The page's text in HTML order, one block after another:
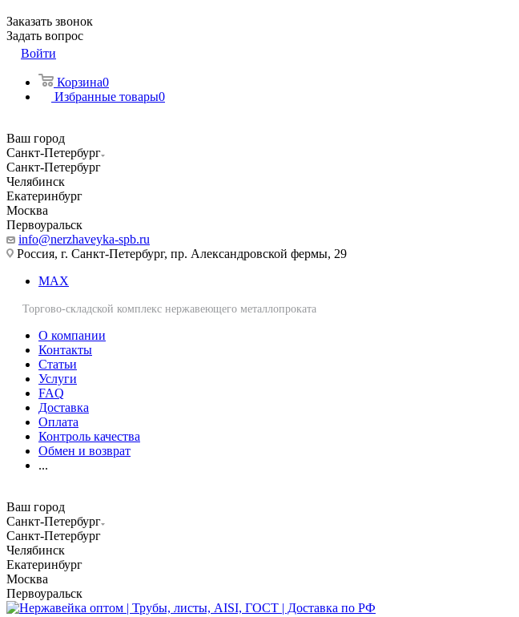
Заказать звонок
Задать вопрос
Войти
Корзина0
Избранные товары0
Ваш город
Санкт-Петербург
Санкт-Петербург
Челябинск
Екатеринбург
Москва
Первоуральск
info@nerzhaveyka-spb.ru
Россия, г. Санкт-Петербург, пр. Александровской фермы, 29
MAX
Торгово-складской комплекс нержавеющего металлопроката
О компании
Контакты
Статьи
Услуги
FAQ
Доставка
Оплата
Контроль качества
Обмен и возврат
...
Ваш город
Санкт-Петербург
Санкт-Петербург
Челябинск
Екатеринбург
Москва
Первоуральск